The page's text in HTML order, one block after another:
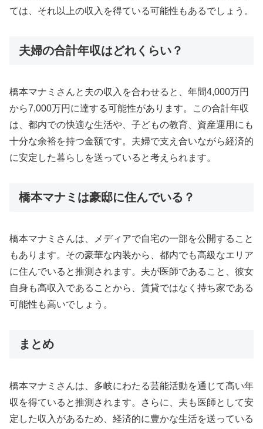
ては、それ以上の収入を得ている可能性もあるでしょう。
夫婦の合計年収はどれくらい？
橋本マナミさんと夫の収入を合わせると、年間4,000万円
から7,000万円に達する可能性があります。この合計年収
は、都内での快適な生活や、子どもの教育、資産運用にも
十分な余裕を持つ金額です。夫婦で支え合いながら経済的
に安定した暮らしを送っていると考えられます。
橋本マナミは豪邸に住んでいる？
橋本マナミさんは、メディアで自宅の一部を公開すること
もあります。その豪華な内装から、都内でも高級なエリア
に住んでいると推測されます。夫が医師であること、彼女
自身も高収入であることから、賃貸ではなく持ち家である
可能性も高いでしょう。
まとめ
橋本マナミさんは、多岐にわたる芸能活動を通じて高い年
収を得ていると推測されます。さらに、夫も医師として安
定した収入があるため、経済的に豊かな生活を送っている